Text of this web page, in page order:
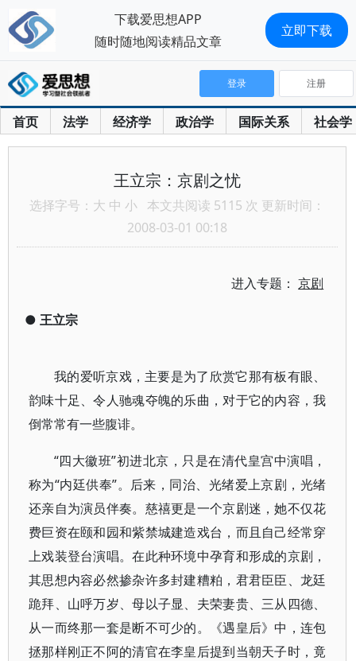
首页 法学 经济学 政治学 国际关系 社会学
登录 注册
王立宗：京剧之忧
选择字号： 大 中 小 本文共阅读 5115 次 更新时间：
2008-03-01 00:18
进入专题：京剧
● 王立宗
我的爱听京戏，主要是为了欣赏它那有板有眼、
韵味十足、令人驰魂夺魄的乐曲，对于它的内容，我
倒常常有一些腹诽。
“四大徽班”初进北京，只是在清代皇宫中演唱，
称为“内廷供奉”。后来，同治、光绪爱上京剧，光绪
还亲自为演员伴奏。慈禧更是一个京剧迷，她不仅花
费巨资在颐和园和紫禁城建造戏台，而且自己经常穿
上戏装登台演唱。在此种环境中孕育和形成的京剧，
其思想内容必然掺杂许多封建糟粕，君君臣臣、龙廷
跪拜、山呼万岁、母以子显、夫荣妻贵、三从四德、
从一而终那一套是断不可少的。《遇皇后》中，连包
拯那样刚正不阿的清官在李皇后提到当朝天子时，竟
下载爱思想APP
随时随地阅读精品文章
立即下载